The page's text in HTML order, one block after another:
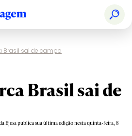
Brasil sai de campo
Brasil sai de
Ejesa publica sua última edição nesta quinta-feira, 8